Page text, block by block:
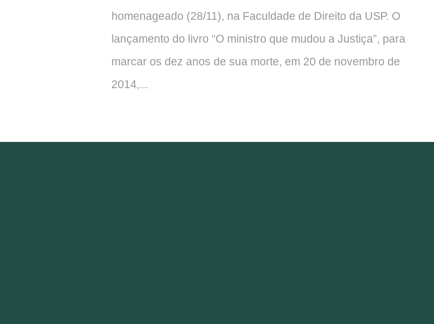
homenageado (28/11), na Faculdade de Direito da USP. O
lançamento do livro “O ministro que mudou a Justiça”, para
marcar os dez anos de sua morte, em 20 de novembro de
2014,...